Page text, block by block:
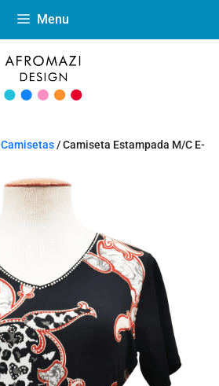
Menu
Camisetas/ Camiseta Estampada M/C E-